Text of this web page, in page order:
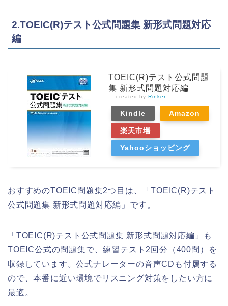
2.TOEIC(R)テスト公式問題集 新形式問題対応
編
TOEIC(R)テスト公式問題
集 新形式問題対応編
created by Rinker
Kindle Amazon
楽天市場
Yahooショッピング
おすすめのTOEIC問題集2つ目は、「TOEIC(R)テスト
公式問題集 新形式問題対応編」です。
「TOEIC(R)テスト公式問題集 新形式問題対応編」も
TOEIC公式の問題集で、練習テスト2回分（400問）を
収録しています。公式ナレーターの音声CDも付属する
ので、本番に近い環境でリスニング対策をしたい方に
最適。